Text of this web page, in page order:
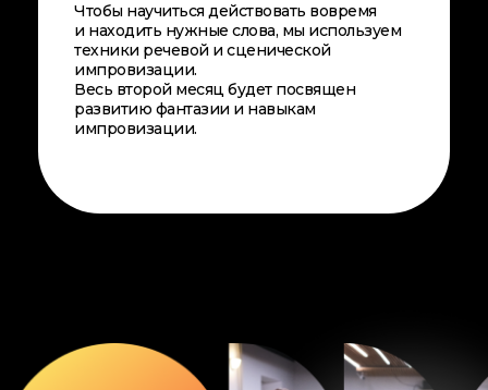
Чтобы научиться действовать вовремя
и находить нужные слова, мы используем
техники речевой и сценической
импровизации.
Весь второй месяц будет посвящен
развитию фантазии и навыкам
импровизации.